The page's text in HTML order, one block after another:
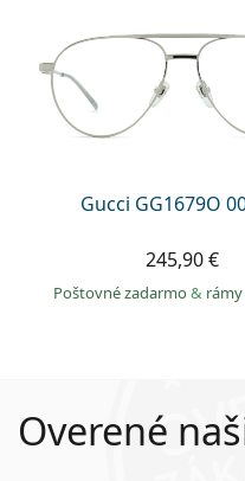
Gucci GG1679O
245,90 €
Poštovné zadarmo&
Overené